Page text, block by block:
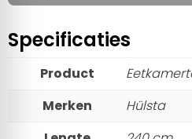
Specificaties
Product
Merken
Hülsta